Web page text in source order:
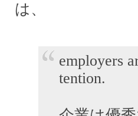
は、
employers
tention.